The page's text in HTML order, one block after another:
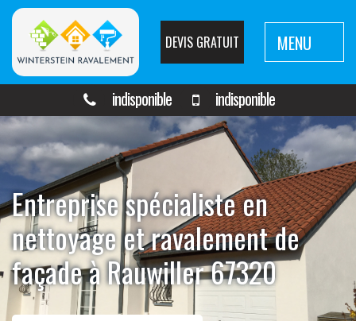
DEVIS GRATUIT MENU
indisponible indisponible
Entreprise spécialiste en
nettoyage et ravalement de
façade à Rauwiller 67320